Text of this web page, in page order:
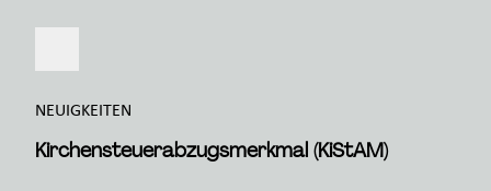
NEUIGKEITEN
Kirchensteuerabzugsmerkmal (KiStAM)